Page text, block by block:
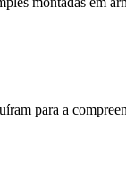
para a